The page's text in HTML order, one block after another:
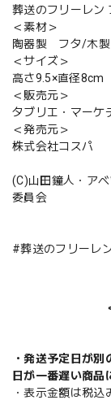
葬送のフリーレン
＜素材＞
陶器製 フタ/木製
＜サイズ＞
高さ9.5×直径8cm
＜販売元＞
タブリエ・マーケ
＜発売元＞
株式会社コスパ
(C)山田鐘人・ア
委員会
#葬送のフリーレ
・発送予定日が
日が一番遅い商品
・表示金額は税込